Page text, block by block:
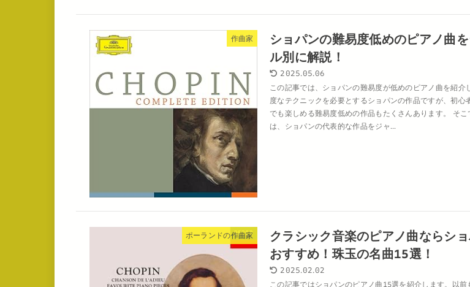
作曲家
ショパンの難易度低めのピアノ曲
ル別に解説！
2025.05.06
この記事では、ショパンの難易度が低めのピアノ曲を紹介
度なテクニックを必要とするショパンの作品ですが、初心
でも楽しめる難易度低めの作品もたくさんあります。 そこ
は、ショパンの代表的な作品をジャ...
ポーランドの作曲家
クラシック音楽のピアノ曲ならシ
おすすめ！珠玉の名曲15選！
2025.02.02
この記事ではショパンのピアノ曲15選を紹介します。以前